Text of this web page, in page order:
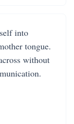
into
tongue.
without